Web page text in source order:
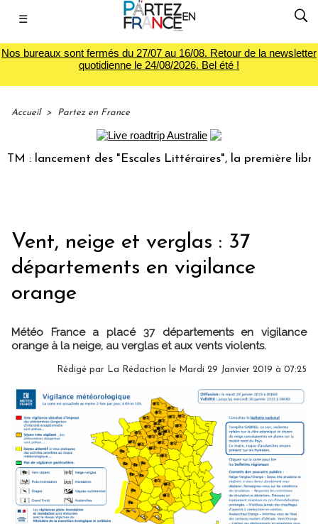
☰
Nos bureaux sont fermés du 27/07 au 16/08. Retour de la newsletter
quotidienne le 24/08/2026. Bel été !
Accueil > Partez en France
lancement des "Escales Littéraires", la première librairie
Vent, neige et verglas : 37
départements en vigilance
orange
Météo France a placé 37 départements en vigilance
orange à la neige, au verglas et aux vents violents.
Rédigé par La Rédaction le Mardi 29 Janvier 2019 à 07:25